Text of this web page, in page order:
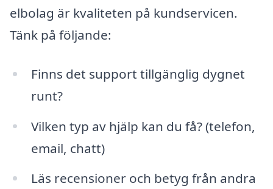
elbolag är kvaliteten på kundservicen.
Tänk på följande:
Finns det support tillgänglig dygnet
runt?
Vilken typ av hjälp kan du få? (telefon,
email, chatt)
Läs recensioner och betyg från andra